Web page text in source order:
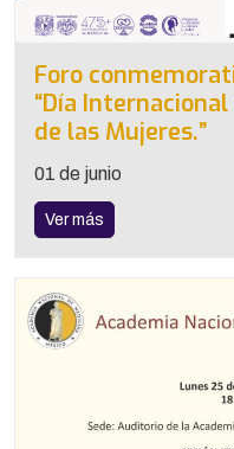
Foro
“Día
de las Mujeres.”
01 de junio
Ver más